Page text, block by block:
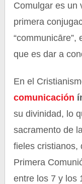
Comulgar es un
primera
“communicāre”,
que es dar a
En el
comunicación
su divinidad, lo
sacramento de
fieles cristianos,
Primera
entre los 7 y los